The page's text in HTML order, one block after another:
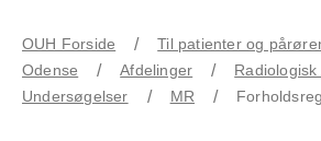
OUH Forside
Til patienter og
Odense
Afdelinger
Radiologisk
Undersøgelser
MR